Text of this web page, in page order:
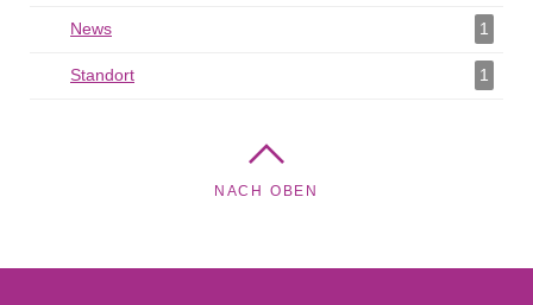
News 1
Standort 1
NACH OBEN